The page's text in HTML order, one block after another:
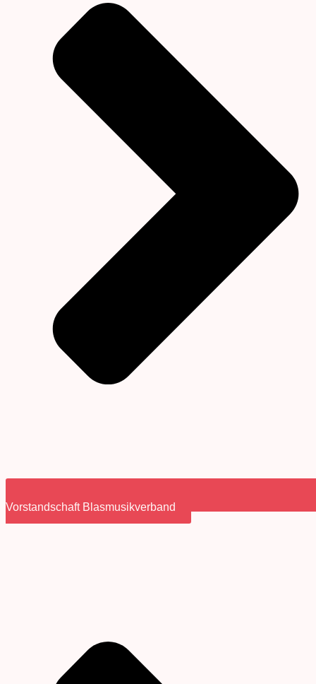
Vorstandschaft Blasmusikverband